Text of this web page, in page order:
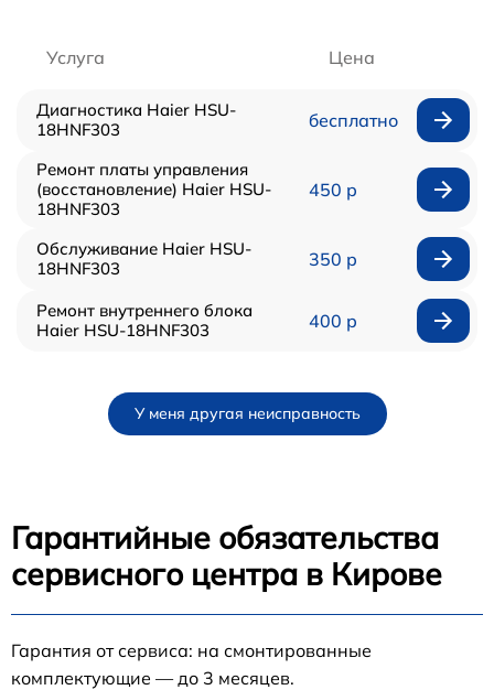
Услуга Цена
Диагностика Haier HSU-
18HNF303
бесплатно
Ремонт платы управления
(восстановление) Haier HSU-
18HNF303
450 р
Обслуживание Haier HSU-
18HNF303
350 р
Ремонт внутреннего блока
Haier HSU-18HNF303
400 р
У меня другая неисправность
Гарантийные обязательства
сервисного центра в Кирове
Гарантия от сервиса: на смонтированные
комплектующие — до 3 месяцев.